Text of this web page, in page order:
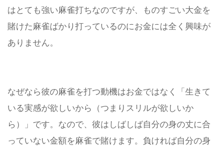
はとても強い麻雀打ちなのですが、ものすごい大金を
賭けた麻雀ばかり打っているのにお金には全く興味が
ありません。
なぜなら彼の麻雀を打つ動機はお金ではなく「生きて
いる実感が欲しいから（つまりスリルが欲しいか
ら）」です。 なので、彼はしばしば自分の身の丈に合
っていない金額を麻雀で賭けます。 負ければ自分の身